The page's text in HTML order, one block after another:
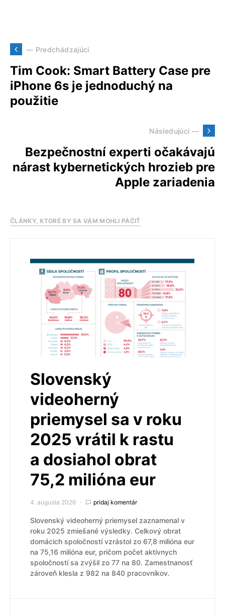
— Predchádzajúci
Tim Cook: Smart Battery Case pre
iPhone 6s je jednoduchý na
použitie
Následujúci —
Bezpečnostní experti očakávajú
nárast kybernetických hrozieb pre
Apple zariadenia
ČLÁNKY, KTORÉ BY SA VÁM MOHLI PÁČIŤ
Slovenský
videoherný
priemysel sa v roku
2025 vrátil k rastu
a dosiahol obrat
75,2 milióna eur
4. augusta 2026 pridaj komentár
Slovenský videoherný priemysel zaznamenal v
roku 2025 zmiešané výsledky. Celkový obrat
domácich spoločností vzrástol zo 67,8 milióna eur
na 75,16 milióna eur, pričom počet aktívnych
spoločností sa zvýšil zo 77 na 80. Zamestnanosť
zároveň klesla z 982 na 840 pracovníkov.